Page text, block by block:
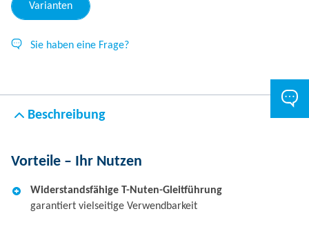
Varianten
Sie haben eine Frage?
Beschreibung
Vorteile – Ihr Nutzen
Widerstandsfähige T-Nuten-Gleitführung
garantiert vielseitige Verwendbarkeit